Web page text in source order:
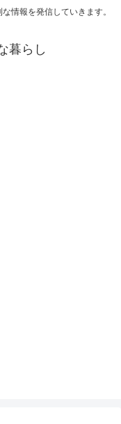
情報を発信していきます。
暮らし